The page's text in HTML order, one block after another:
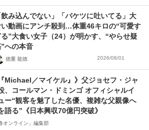
飲み込んでない」「バケツに吐いてる」大
動画にアンチ殺到…体重46キロの“可愛す
る”大食い女子（24）が明かす、“やらせ疑
への本音
徳重 龍徳 2026/08/01
Michael／マイケル』》父ジョセフ・ジャ
、コールマン・ドミンゴ オフィシャルイ
ー“観客を魅了した名優、複雑な父親像へ
語る”《日本興収70億円突破》
オンライン」編集部